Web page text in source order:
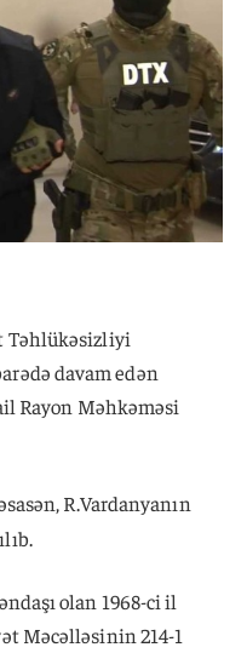
Təhlükəsizliyi
davam edən
Rayon Məhkəməsi
R.Vardanyanın
olan 1968-ci il
Məcəlləsinin 214-1